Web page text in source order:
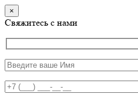
×
Свяжитесь с нами